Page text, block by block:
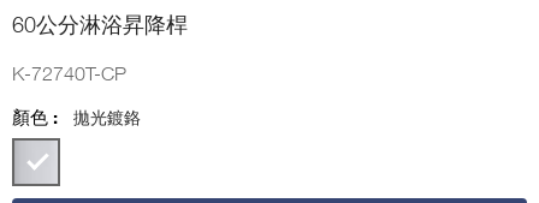
60公分淋浴昇降桿
K-72740T-CP
顏色 :
拋光鍍鉻